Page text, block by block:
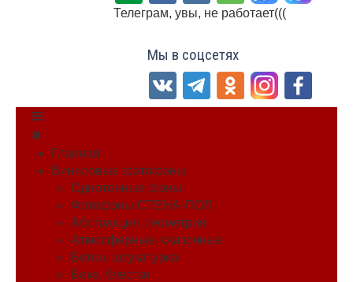
Телеграм, увы, не работает(((
Мы в соцсетях
Главная
Виниловые фотофоны
Однотонные фоны
Фотофоны СТЕНА-ПОЛ
Абстракция, геометрия
Атмосферные, сказочные
Бетон, штукатурка
Боке, блёстки